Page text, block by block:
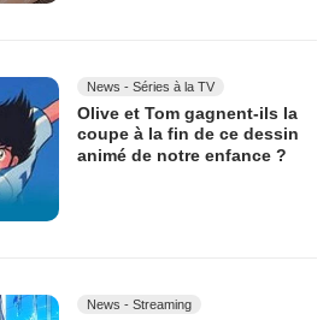
News - Séries à la TV
Olive et Tom gagnent-ils la
coupe à la fin de ce dessin
animé de notre enfance ?
News - Streaming